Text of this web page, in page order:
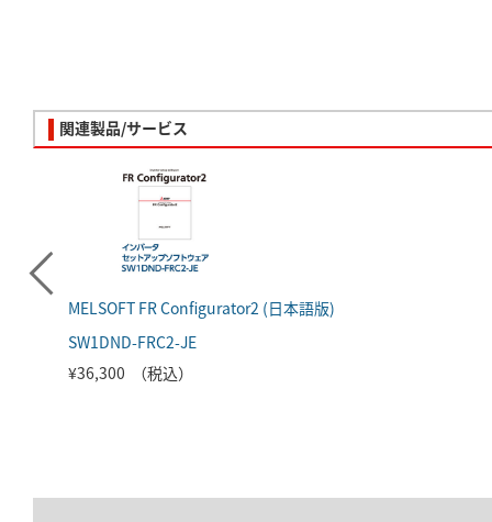
関連製品/サービス
MELSOFT FR Configurator2 (日本語版)
SW1DND-FRC2-JE
¥36,300 （税込）